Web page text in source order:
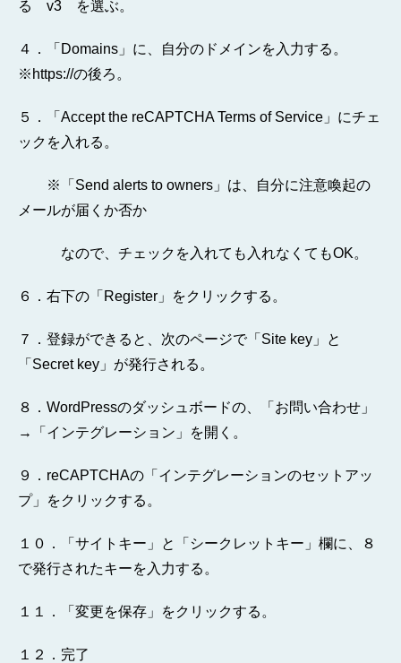
る v3 を選ぶ。
４．「Domains」に、自分のドメインを入力する。
※https://の後ろ。
５．「Accept the reCAPTCHA Terms of Service」にチェ
ックを入れる。
※「Send alerts to owners」は、自分に注意喚起の
メールが届くか否か
なので、チェックを入れても入れなくてもOK。
６．右下の「Register」をクリックする。
７．登録ができると、次のページで「Site key」と
「Secret key」が発行される。
８．WordPressのダッシュボードの、「お問い合わせ」
→「インテグレーション」を開く。
９．reCAPTCHAの「インテグレーションのセットアッ
プ」をクリックする。
１０．「サイトキー」と「シークレットキー」欄に、８
で発行されたキーを入力する。
１１．「変更を保存」をクリックする。
１２．完了